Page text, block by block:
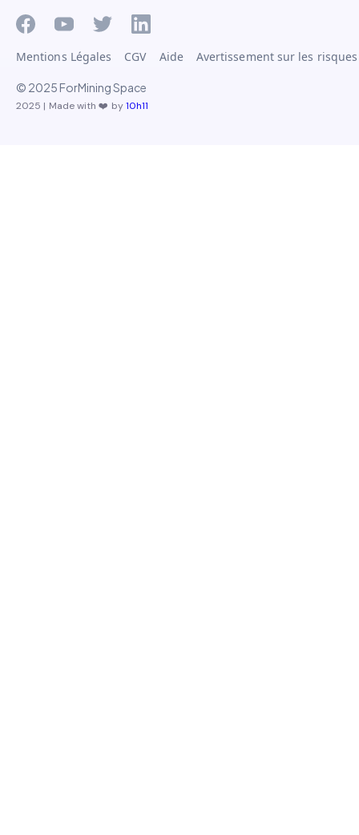
© 2025 ForMining Space
Mentions Légales CGV Aide Avertissement sur les risques
2025 | Made with ❤️ by10h11